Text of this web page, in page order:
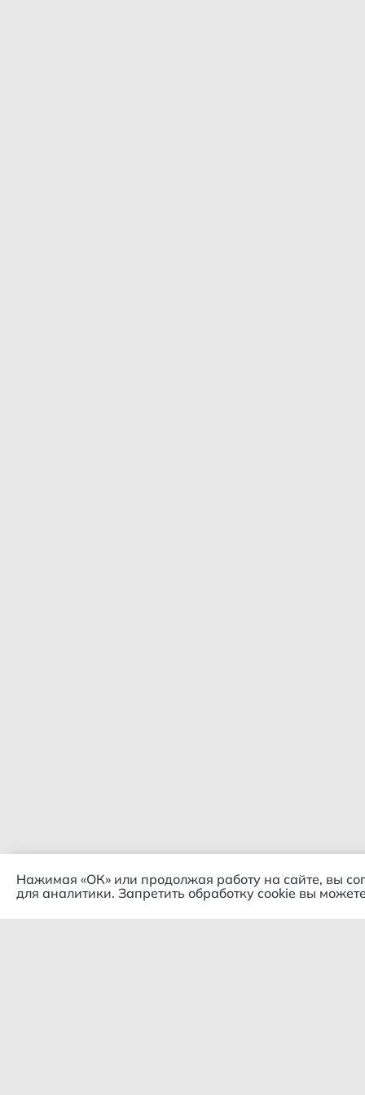
Нажимая «ОК» или продолжая работу на сайте, вы
для аналитики. Запретить обработку cookie вы